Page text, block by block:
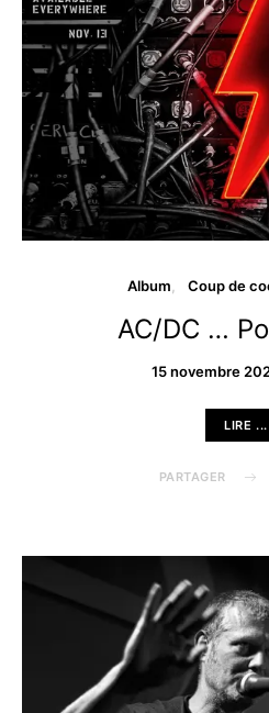
Album Coup de
AC/DC …
15 novembre
LIRE ...
PARTAGER